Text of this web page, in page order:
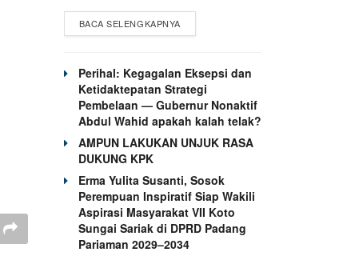
BACA SELENGKAPNYA
Perihal: Kegagalan Eksepsi dan
Ketidaktepatan Strategi
Pembelaan — Gubernur Nonaktif
Abdul Wahid apakah kalah telak?
AMPUN LAKUKAN UNJUK RASA
DUKUNG KPK
Erma Yulita Susanti, Sosok
Perempuan Inspiratif Siap Wakili
Aspirasi Masyarakat VII Koto
Sungai Sariak di DPRD Padang
Pariaman 2029–2034